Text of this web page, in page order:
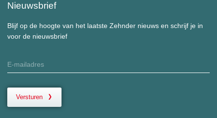
Nieuwsbrief
Blijf op de hoogte van het laatste Zehnder nieuws en schrijf je in
voor de nieuwsbrief
Versturen